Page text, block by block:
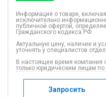
Информация о товаре,
исключительно
публичной офертой,
Гражданского кодекса РФ.
Актуальную цену, наличие и
уточнять у специалистов
В настоящее время компания
только юридическим лицам по
Запросить